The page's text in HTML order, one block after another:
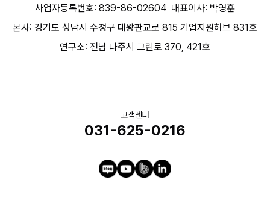
사업자등록번호: 839-86-02604 대표이사: 박영훈
본사: 경기도 성남시 수정구 대왕판교로 815 기업지원허브 831호
연구소: 전남 나주시 그린로 370, 421호
고객센터
031-625-0216